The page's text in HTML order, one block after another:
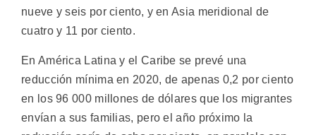
nueve y seis por ciento, y en Asia meridional de
cuatro y 11 por ciento.
En América Latina y el Caribe se prevé una
reducción mínima en 2020, de apenas 0,2 por ciento
en los 96 000 millones de dólares que los migrantes
envían a sus familias, pero el año próximo la